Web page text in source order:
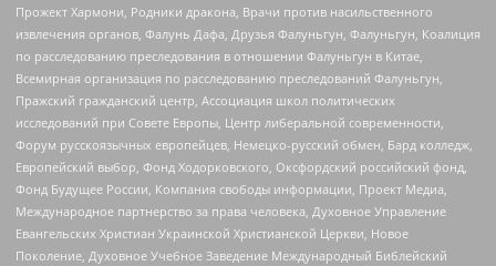
Прожект Хармони, Родники дракона, Врачи против насильственного
извлечения органов, Фалунь Дафа, Друзья Фалуньгун, Фалуньгун, Коалиция
по расследованию преследования в отношении Фалуньгун в Китае,
Всемирная организация по расследованию преследований Фалуньгун,
Пражский гражданский центр, Ассоциация школ политических
исследований при Совете Европы, Центр либеральной современности,
Форум русскоязычных европейцев, Немецко-русский обмен, Бард колледж,
Европейский выбор, Фонд Ходорковского, Оксфордский российский фонд,
Фонд Будущее России, Компания свободы информации, Проект Медиа,
Международное партнерство за права человека, Духовное Управление
Евангельских Христиан Украинской Христианской Церкви, Новое
Поколение, Духовное Учебное Заведение Международный Библейский